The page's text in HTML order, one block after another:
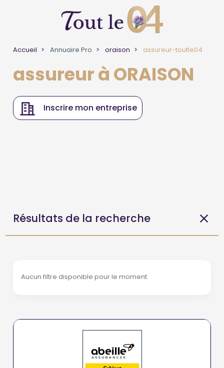
Accueil Annuaire Pro oraison assureur-toutle04
assureur à ORAISON
Inscrire mon entreprise
Résultats de la recherche
Aucun filtre disponible pour le moment.